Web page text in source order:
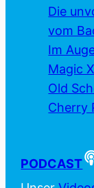
Die
vom
Im
Magic
Old
Cherry
PODCAST